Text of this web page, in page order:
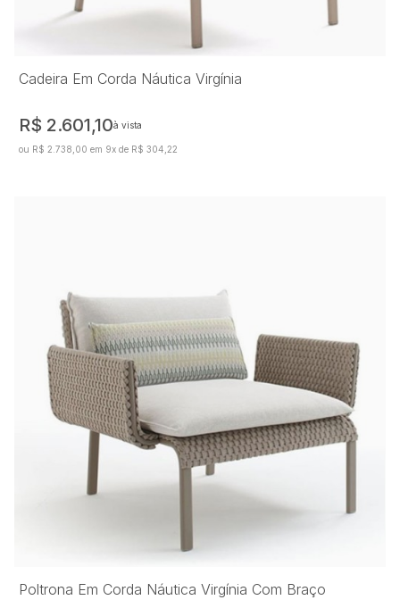
Cadeira Em Corda Náutica Virgínia
R$ 2.601,10à vista
ou R$ 2.738,00 em 9x de R$ 304,22
Poltrona Em Corda Náutica Virgínia Com Braço